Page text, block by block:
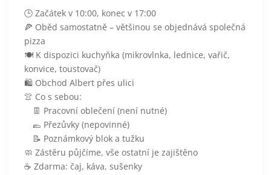
🕒 Začátek v 10:00, konec v 17:00
🍕 Oběd samostatně – většinou se objednává společná
pizza
🍽️ K dispozici kuchyňka (mikrovlnka, lednice, vařič,
konvice, toustovač)
🛍️ Obchod Albert přes ulici
👚 Co s sebou:
👖 Pracovní oblečení (není nutné)
🥿 Přezůvky (nepovinné)
📝 Poznámkový blok a tužku
🧼 Zástěru půjčíme, vše ostatní je zajištěno
☕ Zdarma: čaj, káva, sušenky